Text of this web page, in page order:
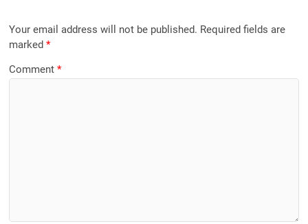
Your email address will not be published. Required fields are
marked*
Comment*